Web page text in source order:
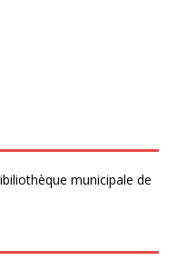
municipale de